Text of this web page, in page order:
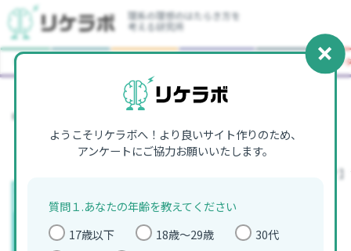
理系の理想のはたらき方を
考える研究所
トップ エン
中高生 記事一覧
【洗剤が巨大な泡の塊に！？
中高生
ようこそリケラボへ！より良いサイト作りのため、
アンケートにご協力お願いいたします。
質問１.あなたの年齢を教えてください
17歳以下
18歳〜29歳
30代